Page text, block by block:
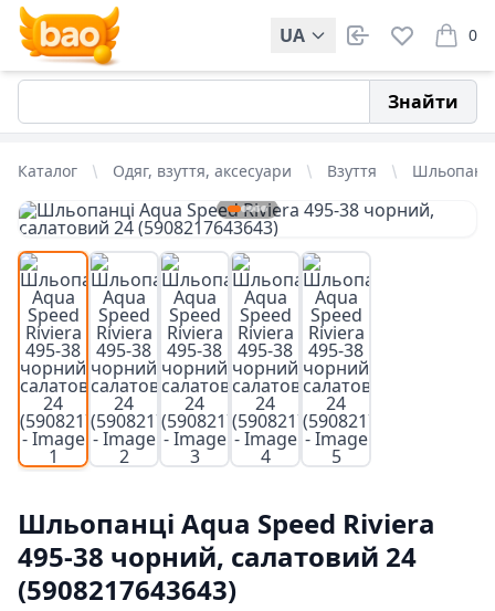
UA 0
items
Знайти
Каталог Одяг, взуття, аксесуари Взуття
Шльопанці Aqua Speed Riviera
495-38 чорний, салатовий 24
(5908217643643)